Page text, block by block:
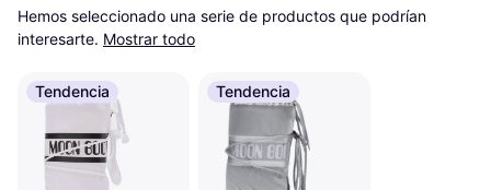
Hemos seleccionado una serie de productos que podrían
interesarte. Mostrar todo
Tendencia Tendencia